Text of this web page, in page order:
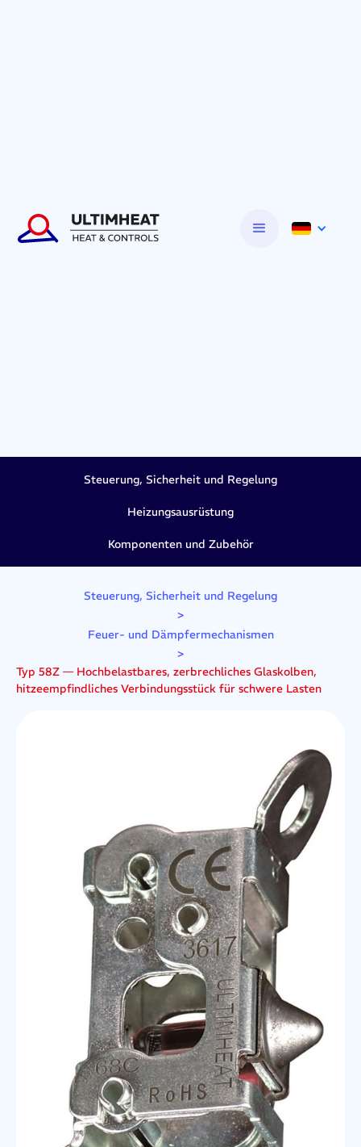
Steuerung, Sicherheit und Regelung
Heizungsausrüstung
Komponenten und Zubehör
Steuerung, Sicherheit und Regelung
>
Feuer- und Dämpfermechanismen
>
Typ 58Z — Hochbelastbares, zerbrechliches Glaskolben,
hitzeempfindliches Verbindungsstück für schwere Lasten